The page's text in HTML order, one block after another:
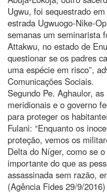
Ugwu, foi sequestrado
estrada Ugwuogo-Nike-
semanas um seminarista
Attakwu, no estado de
questionar se os padres
uma espécie em risco”,
Comunicações Sociais.
Segundo Pe. Aghaulor,
meridionais e o governo
para proteger os
Fulani: “Enquanto os
proteção, vemos os
Delta do Níger, como se
importante do que as
assassinada sem razão,
(Agência Fides 29/9/2016)